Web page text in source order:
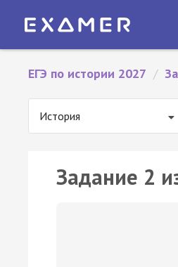
ЕГЭ по истории 2027 /
История
Задание 2